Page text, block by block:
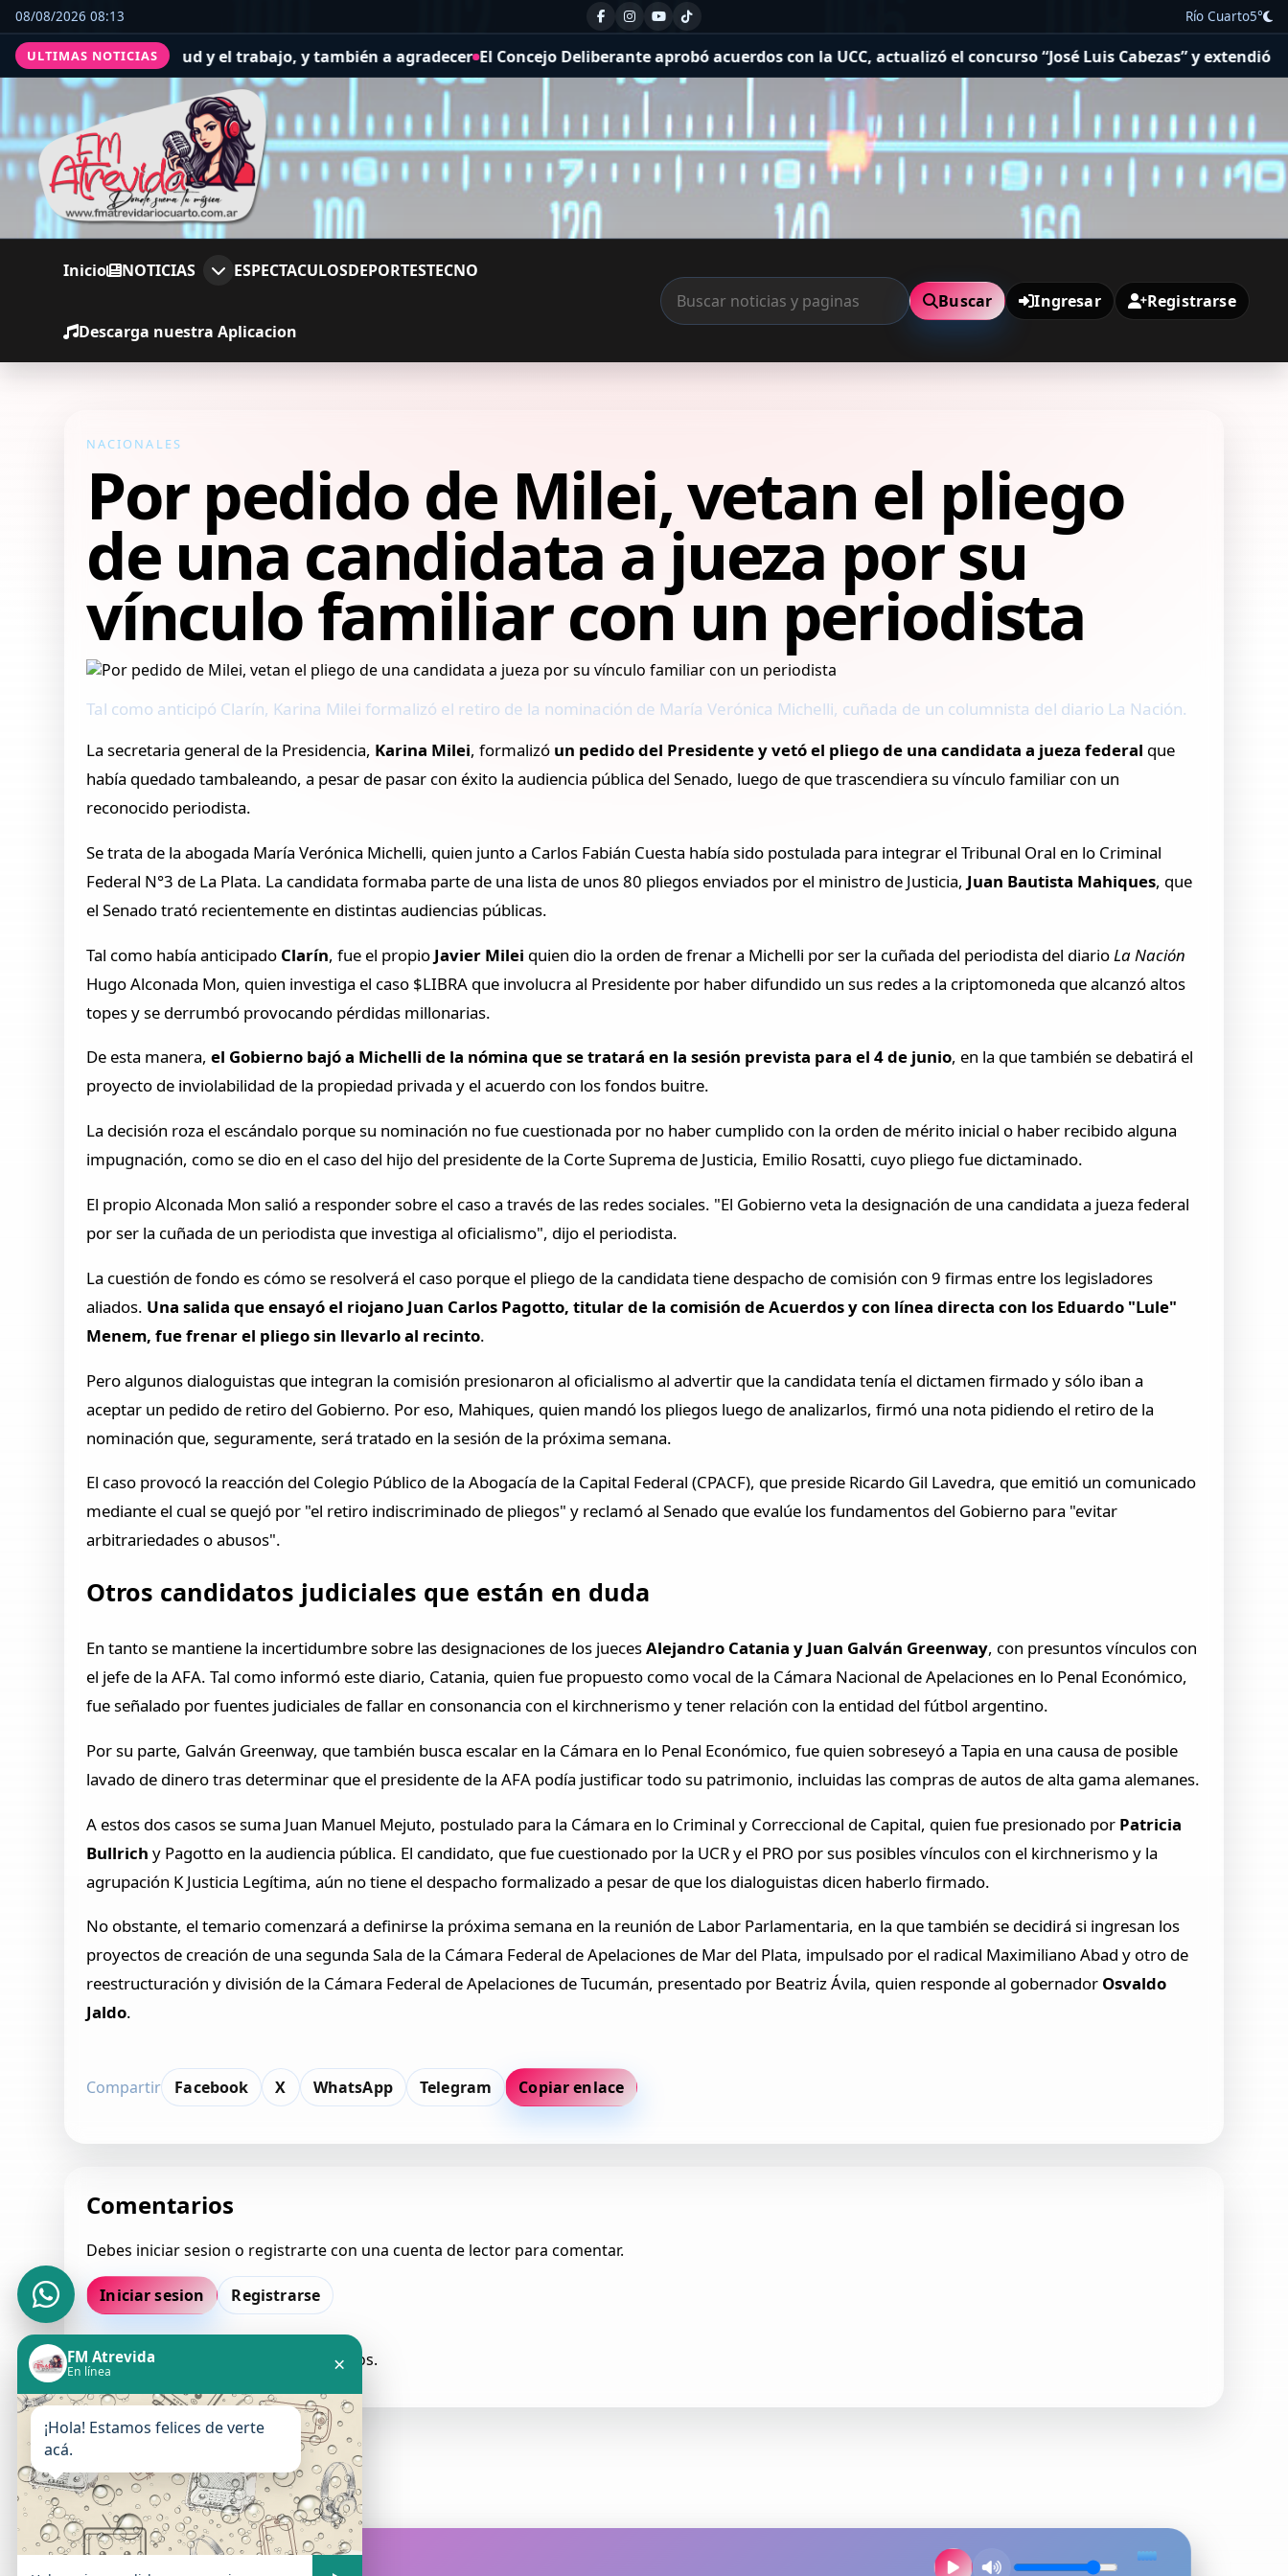
08/08/2026 08:13 Río Cuarto5°
ULTIMAS NOTICIAS
la salud y el trabajo, y también a agradecer El Concejo Deliberante aprobó acuerdos con la UCC, actualizó el concurso “José Luis Cabezas” y extendió beneficios
Inicio NOTICIAS ESPECTACULOSDEPORTESTECNO
Descarga nuestra Aplicacion
Buscar Ingresar Registrarse
NACIONALES
Por pedido de Milei, vetan el pliego
de una candidata a jueza por su
vínculo familiar con un periodista
Tal como anticipó Clarín, Karina Milei formalizó el retiro de la nominación de María Verónica Michelli, cuñada de un columnista del diario La Nación.
La secretaria general de la Presidencia, Karina Milei, formalizó un pedido del Presidente y vetó el pliego de una candidata a jueza federal que
había quedado tambaleando, a pesar de pasar con éxito la audiencia pública del Senado, luego de que trascendiera su vínculo familiar con un
reconocido periodista.
Se trata de la abogada María Verónica Michelli, quien junto a Carlos Fabián Cuesta había sido postulada para integrar el Tribunal Oral en lo Criminal
Federal N°3 de La Plata. La candidata formaba parte de una lista de unos 80 pliegos enviados por el ministro de Justicia, Juan Bautista Mahiques, que
el Senado trató recientemente en distintas audiencias públicas.
Tal como había anticipado Clarín, fue el propio Javier Milei quien dio la orden de frenar a Michelli por ser la cuñada del periodista del diario La Nación
Hugo Alconada Mon, quien investiga el caso $LIBRA que involucra al Presidente por haber difundido un sus redes a la criptomoneda que alcanzó altos
topes y se derrumbó provocando pérdidas millonarias.
De esta manera,el Gobierno bajó a Michelli de la nómina que se tratará en la sesión prevista para el 4 de junio, en la que también se debatirá el
proyecto de inviolabilidad de la propiedad privada y el acuerdo con los fondos buitre.
La decisión roza el escándalo porque su nominación no fue cuestionada por no haber cumplido con la orden de mérito inicial o haber recibido alguna
impugnación, como se dio en el caso del hijo del presidente de la Corte Suprema de Justicia, Emilio Rosatti, cuyo pliego fue dictaminado.
El propio Alconada Mon salió a responder sobre el caso a través de las redes sociales. "El Gobierno veta la designación de una candidata a jueza federal
por ser la cuñada de un periodista que investiga al oficialismo", dijo el periodista.
La cuestión de fondo es cómo se resolverá el caso porque el pliego de la candidata tiene despacho de comisión con 9 firmas entre los legisladores
aliados. Una salida que ensayó el riojano Juan Carlos Pagotto, titular de la comisión de Acuerdos y con línea directa con los Eduardo "Lule"
Menem, fue frenar el pliego sin llevarlo al recinto.
Pero algunos dialoguistas que integran la comisión presionaron al oficialismo al advertir que la candidata tenía el dictamen firmado y sólo iban a
aceptar un pedido de retiro del Gobierno. Por eso, Mahiques, quien mandó los pliegos luego de analizarlos, firmó una nota pidiendo el retiro de la
nominación que, seguramente, será tratado en la sesión de la próxima semana.
El caso provocó la reacción del Colegio Público de la Abogacía de la Capital Federal (CPACF), que preside Ricardo Gil Lavedra, que emitió un comunicado
mediante el cual se quejó por "el retiro indiscriminado de pliegos" y reclamó al Senado que evalúe los fundamentos del Gobierno para "evitar
arbitrariedades o abusos".
Otros candidatos judiciales que están en duda
En tanto se mantiene la incertidumbre sobre las designaciones de los juecesAlejandro Catania y Juan Galván Greenway, con presuntos vínculos con
el jefe de la AFA. Tal como informó este diario, Catania, quien fue propuesto como vocal de la Cámara Nacional de Apelaciones en lo Penal Económico,
fue señalado por fuentes judiciales de fallar en consonancia con el kirchnerismo y tener relación con la entidad del fútbol argentino.
Por su parte, Galván Greenway, que también busca escalar en la Cámara en lo Penal Económico, fue quien sobreseyó a Tapia en una causa de posible
lavado de dinero tras determinar que el presidente de la AFA podía justificar todo su patrimonio, incluidas las compras de autos de alta gama alemanes.
A estos dos casos se suma Juan Manuel Mejuto, postulado para la Cámara en lo Criminal y Correccional de Capital, quien fue presionado por Patricia
Bullrich y Pagotto en la audiencia pública. El candidato, que fue cuestionado por la UCR y el PRO por sus posibles vínculos con el kirchnerismo y la
agrupación K Justicia Legítima, aún no tiene el despacho formalizado a pesar de que los dialoguistas dicen haberlo firmado.
No obstante, el temario comenzará a definirse la próxima semana en la reunión de Labor Parlamentaria, en la que también se decidirá si ingresan los
proyectos de creación de una segunda Sala de la Cámara Federal de Apelaciones de Mar del Plata, impulsado por el radical Maximiliano Abad y otro de
reestructuración y división de la Cámara Federal de Apelaciones de Tucumán, presentado por Beatriz Ávila, quien responde al gobernador Osvaldo
Jaldo.
Compartir Facebook X WhatsApp Telegram Copiar enlace
Comentarios
Debes iniciar sesion o registrarte con una cuenta de lector para comentar.
Iniciar sesion Registrarse
Todavia no hay comentarios aprobados.
FM Atrevida
FM Atrevida
En línea ×
¡Hola! Estamos felices de verte
acá.